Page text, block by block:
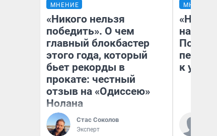
МНЕНИЕ
«Никого нельзя
победить». О чем
главный блокбастер
этого года, который
бьет рекорды в
прокате: честный
отзыв на «Одиссею»
Нолана
Стас Соколов
Эксперт
МНЕНИЕ
«Надо
надо
к